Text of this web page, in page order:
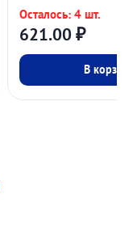
621.00₽
Осталось: 4 шт.
В